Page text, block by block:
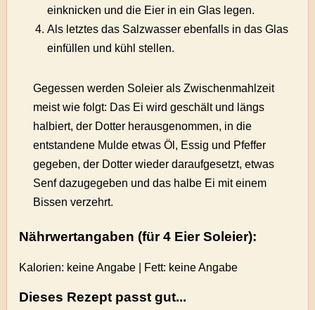
einknicken und die Eier in ein Glas legen.
Als letztes das Salzwasser ebenfalls in das Glas
einfüllen und kühl stellen.
Gegessen werden Soleier als Zwischenmahlzeit
meist wie folgt: Das Ei wird geschält und längs
halbiert, der Dotter herausgenommen, in die
entstandene Mulde etwas Öl, Essig und Pfeffer
gegeben, der Dotter wieder daraufgesetzt, etwas
Senf dazugegeben und das halbe Ei mit einem
Bissen verzehrt.
Nährwertangaben (für 4 Eier Soleier):
Kalorien: keine Angabe | Fett: keine Angabe
Dieses Rezept passt gut...